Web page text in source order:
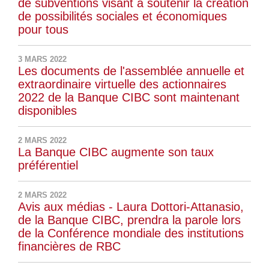
de subventions visant à soutenir la création
de possibilités sociales et économiques
pour tous
3 MARS 2022
Les documents de l'assemblée annuelle et
extraordinaire virtuelle des actionnaires
2022 de la Banque CIBC sont maintenant
disponibles
2 MARS 2022
La Banque CIBC augmente son taux
préférentiel
2 MARS 2022
Avis aux médias - Laura Dottori-Attanasio,
de la Banque CIBC, prendra la parole lors
de la Conférence mondiale des institutions
financières de RBC